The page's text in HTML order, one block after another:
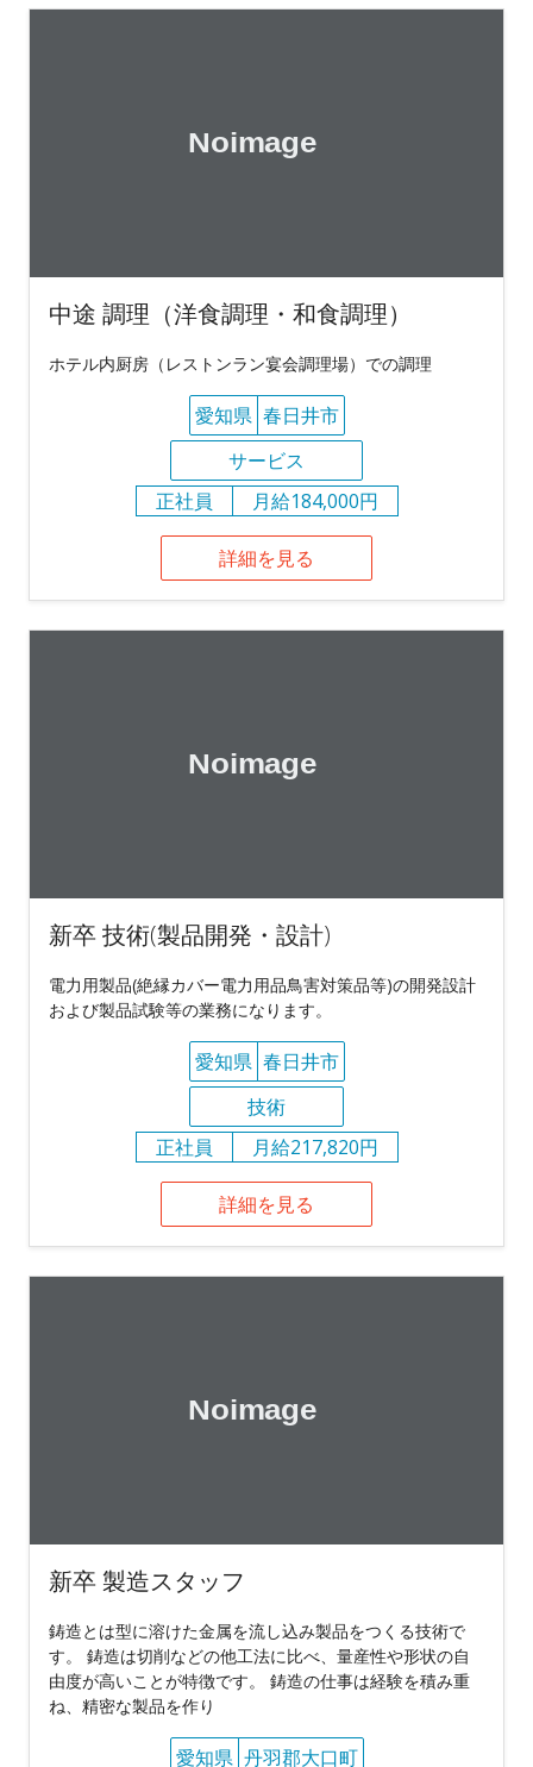
中途 調理（洋食調理・和食調理）
ホテル内厨房（レストンラン宴会調理場）での調理
愛知県 春日井市
サービス
正社員
月給184,000円
詳細を見る
新卒 技術(製品開発・設計)
電力用製品(絶縁カバー電力用品鳥害対策品等)の開発設計
および製品試験等の業務になります。
愛知県 春日井市
技術
正社員
月給217,820円
詳細を見る
新卒 製造スタッフ
鋳造とは型に溶けた金属を流し込み製品をつくる技術で
す。 鋳造は切削などの他工法に比べ、量産性や形状の自
由度が高いことが特徴です。 鋳造の仕事は経験を積み重
ね、精密な製品を作り
愛知県 丹羽郡大口町